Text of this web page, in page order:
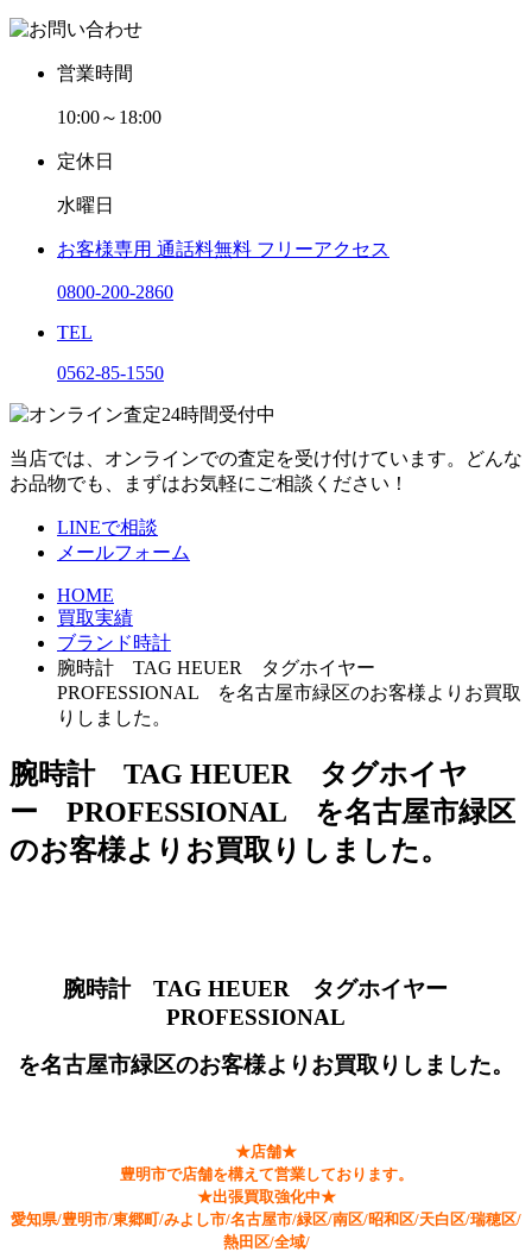
営業時間
10:00～18:00
定休日
水曜日
お客様専用 通話料無料 フリーアクセス
0800-200-2860
TEL
0562-85-1550
当店では、オンラインでの査定を受け付けています。どんな
お品物でも、まずはお気軽にご相談ください！
LINEで相談
メールフォーム
HOME
買取実績
ブランド時計
腕時計 TAG HEUER タグホイヤー
PROFESSIONAL を名古屋市緑区のお客様よりお買取
りしました。
腕時計 TAG HEUER タグホイヤ
ー PROFESSIONAL を名古屋市緑区
のお客様よりお買取りしました。
腕時計 TAG HEUER タグホイヤー
PROFESSIONAL
を名古屋市緑区のお客様よりお買取りしました。
★店舗★
豊明市で店舗を構えて営業しております。
★出張買取強化中★
愛知県/豊明市/東郷町/みよし市/名古屋市/緑区/南区/昭和区/天白区/瑞穂区/
熱田区/全域/